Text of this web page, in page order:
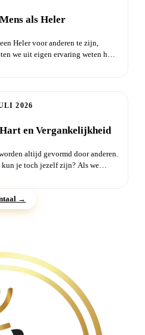
als Heler
Heler voor anderen te zijn,
we uit eigen ervaring weten hoe
2026
en Vergankelijkheid
altijd gevormd door anderen.
kun je toch jezelf zijn? Als we
→